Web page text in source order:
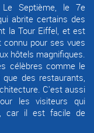
Septième, le 7e
abrite certains des
la Tour Eiffel, et est
connu pour ses vues
hôtels magnifiques.
célèbres comme le
des restaurants,
C'est aussi
les visiteurs qui
car il est facile de